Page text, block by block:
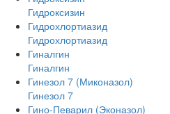
Гидроксизин
Гидрохлортиазид
Гидрохлортиазид
Гиналгин
Гиналгин
Гинезол 7 (Миконазол)
Гинезол 7
Гино-Певарил (Эконазол)